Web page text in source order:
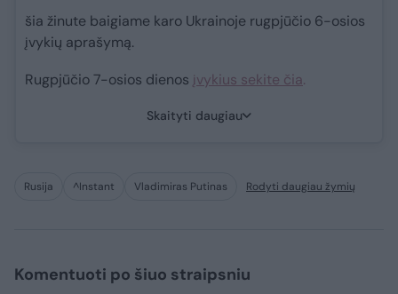
šia žinute baigiame karo Ukrainoje rugpjūčio 6-osios
įvykių aprašymą.
Rugpjūčio 7-osios dienos įvykius sekite čia.
Skaityti daugiau
Rusija ^Instant Vladimiras Putinas Rodyti daugiau žymių
Komentuoti po šiuo straipsniu